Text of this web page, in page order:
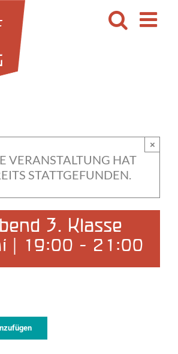
VERANSTALTUNG HAT
STATTGEFUNDEN.
×
3. Klasse
| 19:00 - 21:00